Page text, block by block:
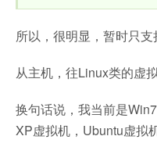
所以，很明显，暂时只支
从主机，往Linux类的虚
换句话说，我当前是
XP虚拟机，Ubuntu虚拟